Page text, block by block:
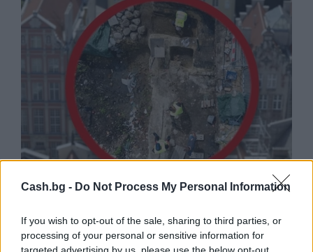
Cash.bg - Do Not Process My Personal Information
If you wish to opt-out of the sale, sharing to third parties, or
processing of your personal or sensitive information for
Древен храм на почти 900 години
откриха под кафене за сладолед в
Полша